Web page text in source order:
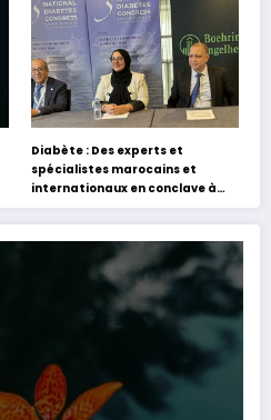
Diabète : Des experts et
spécialistes marocains et
internationaux en conclave à
Tanger